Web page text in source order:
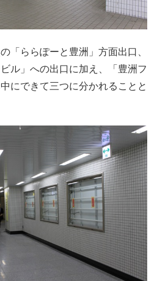
「ららぽーと豊洲」方面出口、
ル」への出口に加え、「豊洲フ
にできて三つに分かれることと